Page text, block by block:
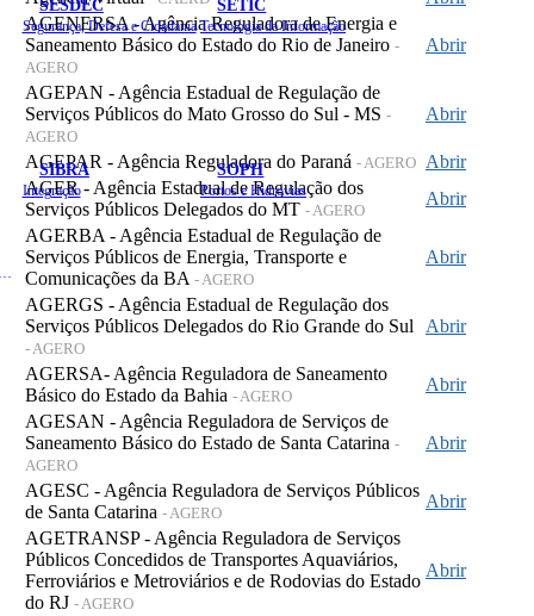
SESDEC
Segurança, Defesa e Cidadania
SETIC
Tecnologia da Informação
SIBRA
Integração
SOPH
Portos e Hidrovias
AGENERSA - Agência Reguladora de Energia e
Saneamento Básico do Estado do Rio de Janeiro -
AGERO
Abrir
AGEPAN - Agência Estadual de Regulação de
Serviços Públicos do Mato Grosso do Sul - MS -
AGERO
Abrir
AGEPAR - Agência Reguladora do Paraná - AGERO Abrir
AGER - Agência Estadual de Regulação dos
Serviços Públicos Delegados do MT - AGERO
Abrir
AGERBA - Agência Estadual de Regulação de
Serviços Públicos de Energia, Transporte e
Comunicações da BA - AGERO
Abrir
AGERGS - Agência Estadual de Regulação dos
Serviços Públicos Delegados do Rio Grande do Sul
- AGERO
Abrir
AGERSA- Agência Reguladora de Saneamento
Básico do Estado da Bahia - AGERO
Abrir
AGESAN - Agência Reguladora de Serviços de
Saneamento Básico do Estado de Santa Catarina -
AGERO
Abrir
AGESC - Agência Reguladora de Serviços Públicos
de Santa Catarina - AGERO
Abrir
AGETRANSP - Agência Reguladora de Serviços
Públicos Concedidos de Transportes Aquaviários,
Ferroviários e Metroviários e de Rodovias do Estado
do RJ - AGERO
Abrir